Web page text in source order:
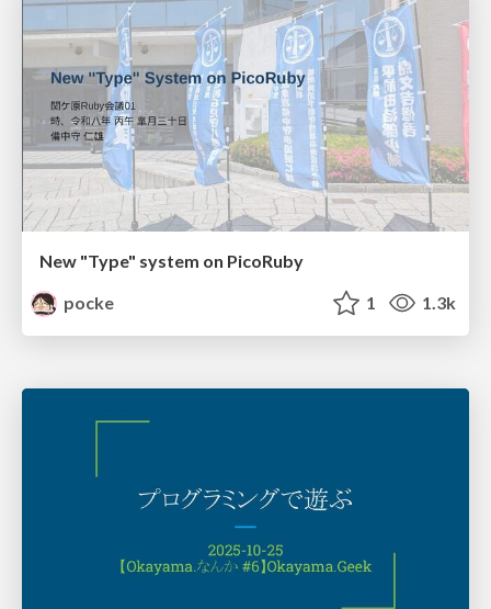
New "Type" system on PicoRuby
pocke
1 1.3k